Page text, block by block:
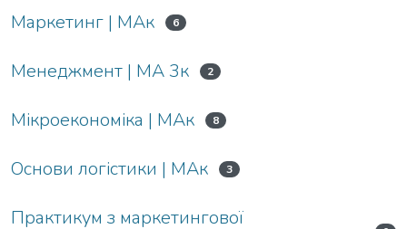
Маркетинг | МАк 6
Менеджмент | МА 3к 2
Мікроекономіка | МАк 8
Основи логістики | МАк 3
Практикум з маркетингової